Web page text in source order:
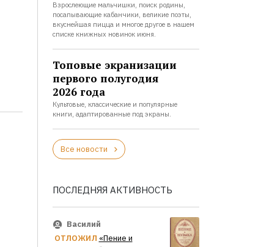
Взрослеющие мальчишки, поиск родины,
посапывающие кабанчики, великие поэты,
вкуснейшая пицца и многое другое в нашем
списке книжных новинок июня.
Топовые экранизации
первого полугодия
2026 года
Культовые, классические и популярные
книги, адаптированные под экраны.
Все новости
ПОСЛЕДНЯЯ АКТИВНОСТЬ
Василий
ОТЛОЖИЛ «Пение и